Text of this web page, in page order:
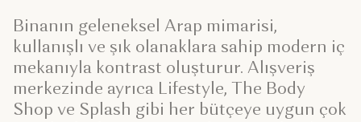
Binanın geleneksel Arap mimarisi,
kullanışlı ve şık olanaklara sahip modern iç
mekanıyla kontrast oluşturur. Alışveriş
merkezinde ayrıca Lifestyle, The Body
Shop ve Splash gibi her bütçeye uygun çok